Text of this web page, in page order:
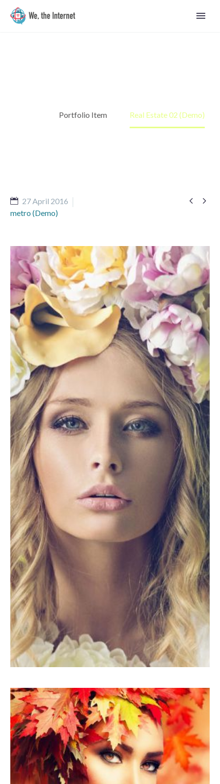
English
Portfolio Item Real Estate 02 (Demo)
 
27 April 2016
metro (Demo)